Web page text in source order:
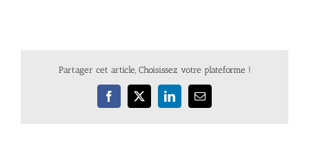
Partager cet article, Choisissez votre plateforme !
Facebook
X LinkedInEmail